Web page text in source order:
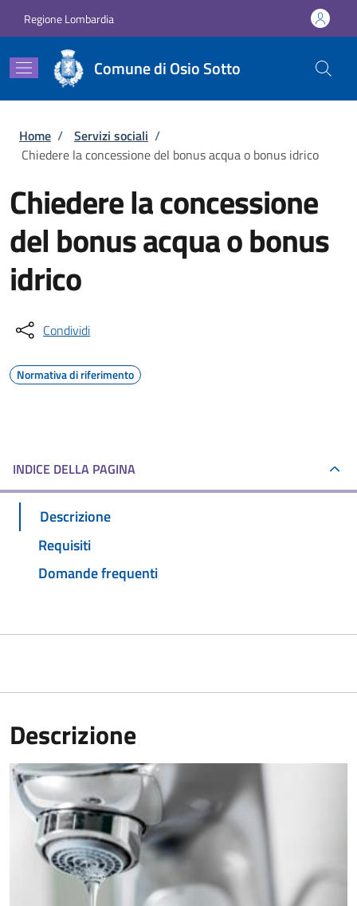
Regione Lombardia
Comune di Osio Sotto
Briciole di pane
Home / Servizi sociali /
Chiedere la concessione del bonus acqua o bonus idrico
Chiedere la concessione
del bonus acqua o bonus
idrico
Condividi
Normativa di riferimento
INDICE DELLA PAGINA
Descrizione
Requisiti
Domande frequenti
Descrizione